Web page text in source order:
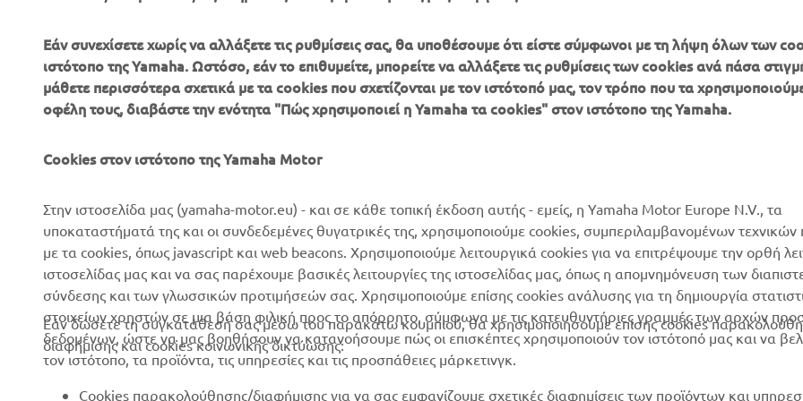
ΕΤΑΙΡΕΊΑ
Νέα
Δίκτυο Επίσημων
Συνεργατών
Τύπος
Φυλλάδια
B2B
Αρχές
Γήπεδα γκολφ
Πρώτοι ανταποκριτές
Robotics
Συνεργασίες
Τεχνικές πληροφορίες για
ΠΕΡΙΣΣΌΤΕΡΑ
YAMAHA
Yamaha Racing
Yamaha Motor Global
Mobile Apps
SUPPORT
διαχείριση των
χρησιμοποιημένων
μπαταριών
Εάν συνεχίσετε χωρίς να αλλάξετε τις ρυθμίσεις σας, θα υποθέσουμε ότι είστε σύμφωνοι με τη λήψη όλων των
ιστότοπο της Yamaha. Ωστόσο, εάν το επιθυμείτε, μπορείτε να αλλάξετε τις ρυθμίσεις των cookies ανά πάσα
μάθετε περισσότερα σχετικά με τα cookies που σχετίζονται με τον ιστότοπό μας, τον τρόπο που τα
οφέλη τους, διαβάστε την ενότητα "Πώς χρησιμοποιεί η Yamaha τα cookies" στον ιστότοπο της Yamaha.
Cookies στον ιστότοπο της Yamaha Motor
Στην ιστοσελίδα μας (yamaha-motor.eu) - και σε κάθε τοπική έκδοση αυτής - εμείς, η Yamaha Motor Europe N.V., τα
υποκαταστήματά της και οι συνδεδεμένες θυγατρικές της, χρησιμοποιούμε cookies, συμπεριλαμβανομένων
με τα cookies, όπως javascript και web beacons. Χρησιμοποιούμε λειτουργικά cookies για να επιτρέψουμε την ορθή
ιστοσελίδας μας και να σας παρέχουμε βασικές λειτουργίες της ιστοσελίδας μας, όπως η απομνημόνευση των
σύνδεσης και των γλωσσικών προτιμήσεών σας. Χρησιμοποιούμε επίσης cookies ανάλυσης για τη δημιουργία
στοιχείων χρηστών σε μια βάση φιλική προς το απόρρητο, σύμφωνα με τις κατευθυντήριες γραμμές των αρχών
δεδομένων, ώστε να μας βοηθήσουν να κατανοήσουμε πώς οι επισκέπτες χρησιμοποιούν τον ιστότοπό μας και να
τον ιστότοπο, τα προϊόντα, τις υπηρεσίες και τις προσπάθειες μάρκετινγκ.
Εάν δώσετε τη συγκατάθεσή σας μέσω του παρακάτω κουμπιού, θα χρησιμοποιήσουμε επίσης cookies
διαφήμισης και cookies κοινωνικής δικτύωσης:
Cookies παρακολούθησης/διαφήμισης για να σας εμφανίζουμε σχετικές διαφημίσεις των προϊόντων και